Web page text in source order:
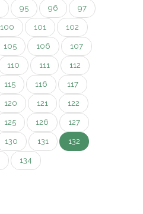
95 96 97
100 101 102
105 106 107
110 111 112
115 116 117
120 121 122
125 126 127
130 131 132
134